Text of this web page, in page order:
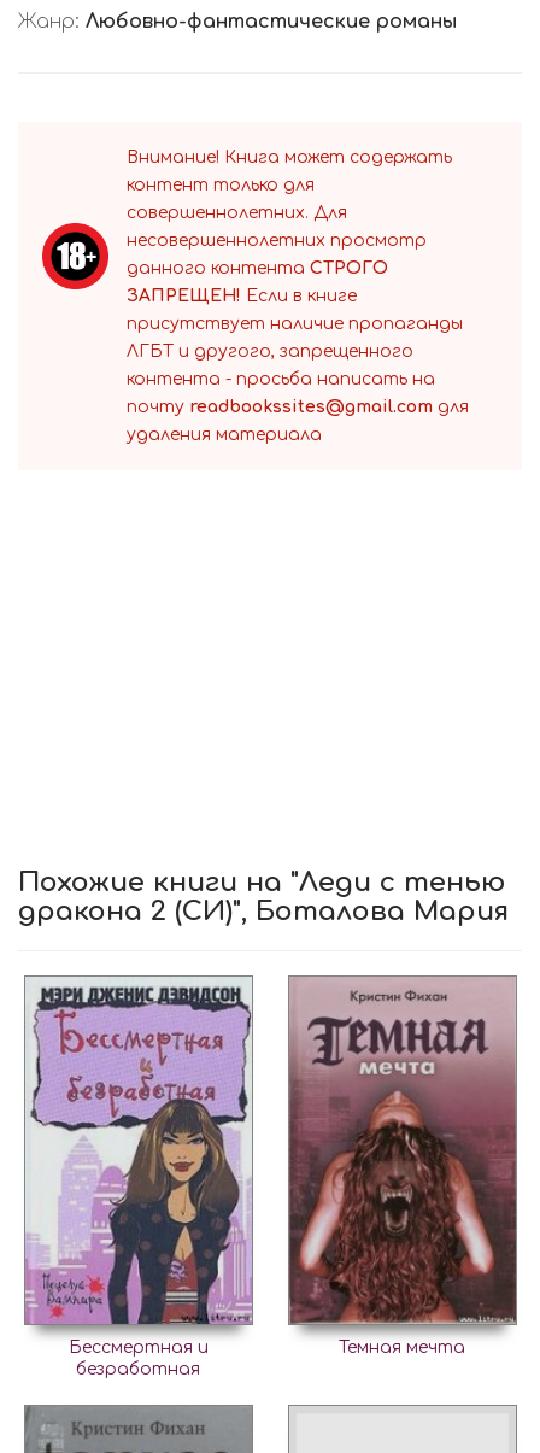
Жанр: Любовно-фантастические романы
Внимание! Книга может содержать
контент только для
совершеннолетних. Для
несовершеннолетних просмотр
данного контента СТРОГО
ЗАПРЕЩЕН! Если в книге
присутствует наличие пропаганды
ЛГБТ и другого, запрещенного
контента - просьба написать на
почту readbookssites@gmail.com для
удаления материала
Похожие книги на "Леди с тенью
дракона 2 (СИ)", Боталова Мария
Бессмертная и
безработная
Темная мечта